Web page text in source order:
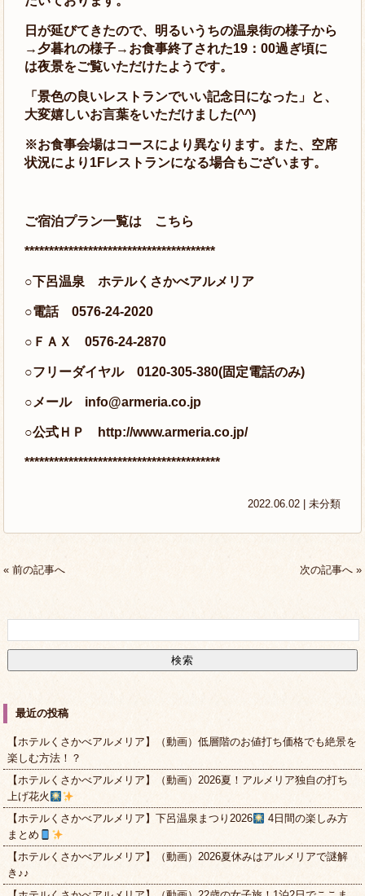
日が延びてきたので、明るいうちの温泉街の様子から
→夕暮れの様子→お食事終了された19：00過ぎ頃に
は夜景をご覧いただけたようです。
「景色の良いレストランでいい記念日になった」と、
大変嬉しいお言葉をいただけました(^^)
※お食事会場はコースにより異なります。また、空席
状況により1Fレストランになる場合もございます。
ご宿泊プラン一覧は こちら
***************************************
○下呂温泉 ホテルくさかべアルメリア
○電話 0576-24-2020
○ＦＡＸ 0576-24-2870
○フリーダイヤル 0120-305-380(固定電話のみ)
○メール info@armeria.co.jp
○公式ＨＰ http://www.armeria.co.jp/
****************************************
2022.06.02 | 未分類
« 前の記事へ 次の記事へ »
最近の投稿
【ホテルくさかべアルメリア】（動画）低層階のお値打ち価格でも絶景を
楽しむ方法！？
【ホテルくさかべアルメリア】（動画）2026夏！アルメリア独自の打ち
上げ花火
【ホテルくさかべアルメリア】下呂温泉まつり2026
4日間の楽しみ方
まとめ
【ホテルくさかべアルメリア】（動画）2026夏休みはアルメリアで謎解
き♪♪